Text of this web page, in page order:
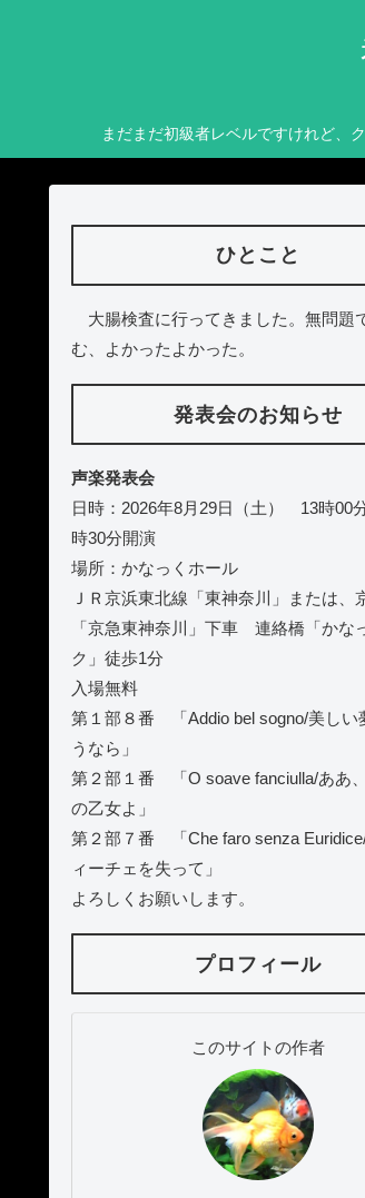
まだまだ初級者レベルですけれど
ひとこと
大腸検査に行ってきました。無問題
む、よかったよかった。
発表会のお知らせ
声楽発表会
日時：2026年8月29日（土） 13時
時30分開演
場所：かなっくホール
ＪＲ京浜東北線「東神奈川」または、
「京急東神奈川」下車 連絡橋「かな
ク」徒歩1分
入場無料
第１部８番 「Addio bel sogno/美しい
うなら」
第２部１番 「O soave fanciulla/ああ
の乙女よ」
第２部７番 「Che faro senza
ィーチェを失って」
よろしくお願いします。
プロフィール
このサイトの作者